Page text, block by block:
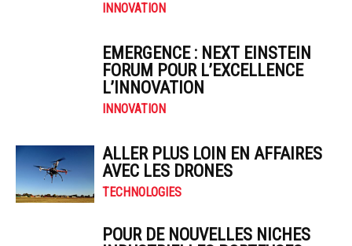
INNOVATION
EMERGENCE : NEXT EINSTEIN
FORUM POUR L’EXCELLENCE
L’INNOVATION
INNOVATION
ALLER PLUS LOIN EN AFFAIRES
AVEC LES DRONES
TECHNOLOGIES
POUR DE NOUVELLES NICHES